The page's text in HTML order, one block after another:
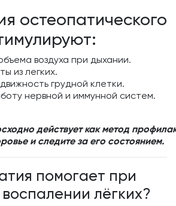
остеопатического
воздуха при дыхании.
из легких.
грудной клетки.
нервной и иммунной систем.
действует как метод
и следите за его состоянием.
помогает при
лёгких?